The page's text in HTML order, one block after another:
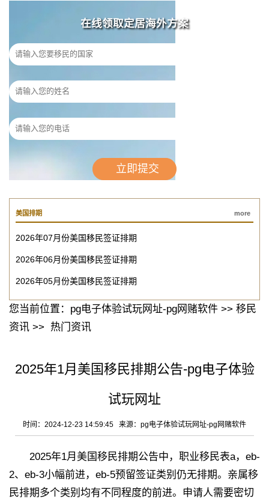
在线领取定居海外方案
美国排期 more
2026年07月份美国移民签证排期
2026年06月份美国移民签证排期
2026年05月份美国移民签证排期
您当前位置： pg电子体验试玩网址-pg网赌软件 >> 移民
资讯 >> 热门资讯
2025年1月美国移民排期公告-pg电子体验
试玩网址
时间：2024-12-23 14:59:45 来源： pg电子体验试玩网址-pg网赌软件
2025年1月美国移民排期公告中，职业移民表a，eb-
2、eb-3小幅前进，eb-5预留签证类别仍无排期。亲属移
民排期多个类别均有不同程度的前进。申请人需要密切